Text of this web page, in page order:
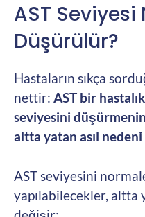
AST Seviyesi
Düşürülür?
Hastaların sıkça
nettir: AST bir
seviyesini
altta yatan asıl
AST seviyesini
yapılabilecekler, altta